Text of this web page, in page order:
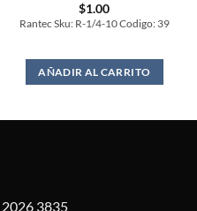
$1.00
Rantec Sku: R-1/4-10 Codigo: 39
AÑADIR AL CARRITO
3835